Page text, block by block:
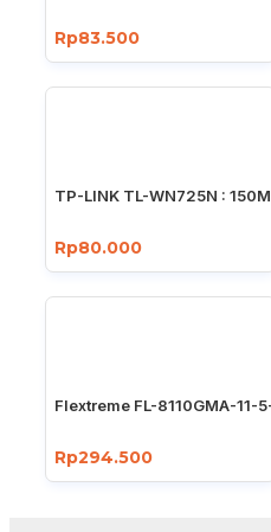
Rp83.500
TP-LINK TL-WN725N :
Rp80.000
Flextreme FL-8110GMA-
Rp294.500